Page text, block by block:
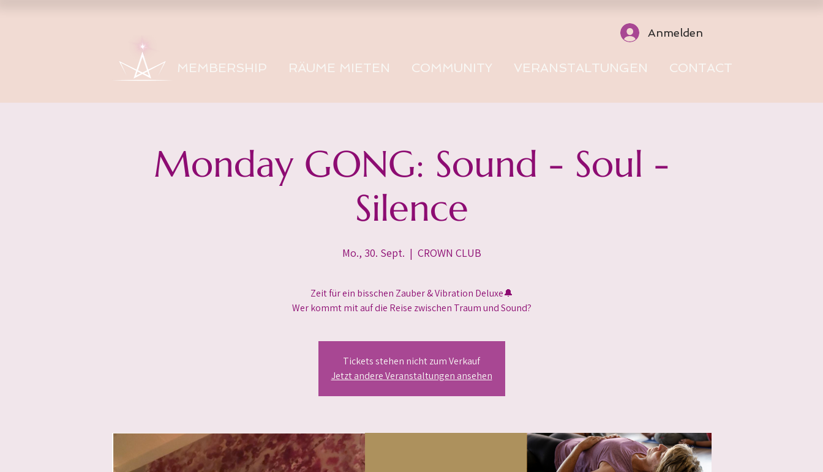
Anmelden
MEMBERSHIP RÄUME MIETEN COMMUNITY VERANSTALTUNGEN CONTACT
Monday GONG: Sound - Soul -
Silence
Mo., 30. Sept.
  |
CROWN CLUB
Zeit für ein bisschen Zauber & Vibration Deluxe🔔
Wer kommt mit auf die Reise zwischen Traum und Sound?
Tickets stehen nicht zum Verkauf
Jetzt andere Veranstaltungen ansehen